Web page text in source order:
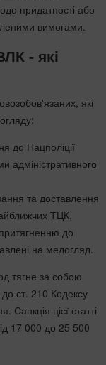
придатності або
вимогами.
- які
які
до Нацполіції
адміністративного
та доставлення
ТЦК,
до
на медогляд.
тягне за собою
до ст. 210 Кодексу
Санкція цієї статті
17 000 до 25 500